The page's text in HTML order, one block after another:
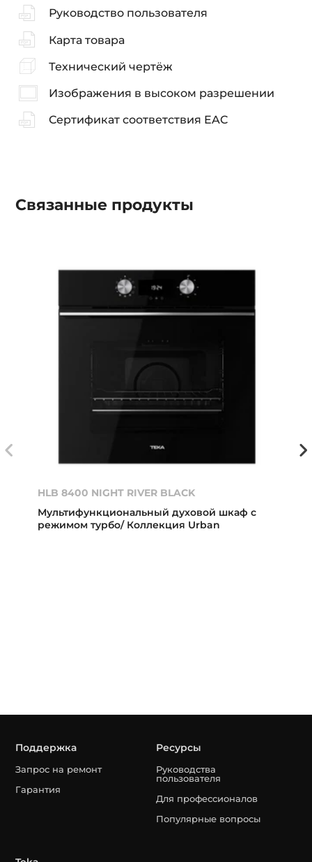
Руководство пользователя
Карта товара
Технический чертёж
Изображения в высоком разрешении
Сертификат соответствия EAC
Связанные продукты
HLB 8400 NIGHT RIVER BLACK
Мультифункциональный духовой шкаф с
режимом турбо/ Коллекция Urban
Поддержка
Запрос на ремонт
Гарантия
Ресурсы
Руководства
пользователя
Для профессионалов
Популярные вопросы